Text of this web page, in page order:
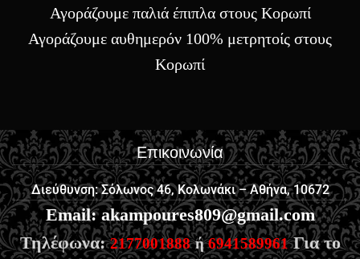
Αγοράζουμε παλιά έπιπλα στους Κορωπί
Αγοράζουμε αυθημερόν 100% μετρητοίς στους
Κορωπί
Επικοινωνία
Διεύθυνση: Σόλωνος 46, Κολωνάκι – Αθήνα, 10672
Email: akampoures809@gmail.com
Τηλέφωνα: 2177001888 ή6941589961Για το